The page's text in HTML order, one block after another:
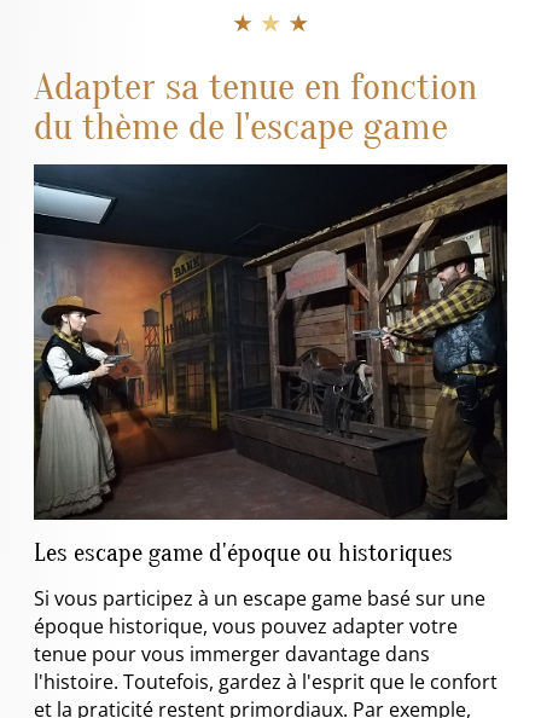
★ ★ ★
Adapter sa tenue en fonction
du thème de l'escape game
Les escape game d'époque ou historiques
Si vous participez à un escape game basé sur une
époque historique, vous pouvez adapter votre
tenue pour vous immerger davantage dans
l'histoire. Toutefois, gardez à l'esprit que le confort
et la praticité restent primordiaux. Par exemple,